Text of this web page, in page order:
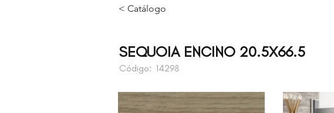
< Catálogo
SEQUOIA ENCINO 20.5X66.5
14298
Código: